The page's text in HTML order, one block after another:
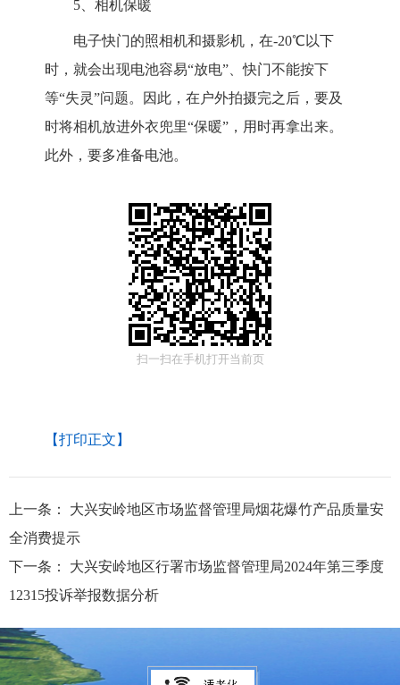
5、相机保暖
电子快门的照相机和摄影机，在-20℃以下
时，就会出现电池容易“放电”、快门不能按下
等“失灵”问题。因此，在户外拍摄完之后，要及
时将相机放进外衣兜里“保暖”，用时再拿出来。
此外，要多准备电池。
扫一扫在手机打开当前页
【打印正文】
上一条：
大兴安岭地区市场监督管理局烟花爆竹产品质量安
全消费提示
下一条：
大兴安岭地区行署市场监督管理局2024年第三季度
12315投诉举报数据分析